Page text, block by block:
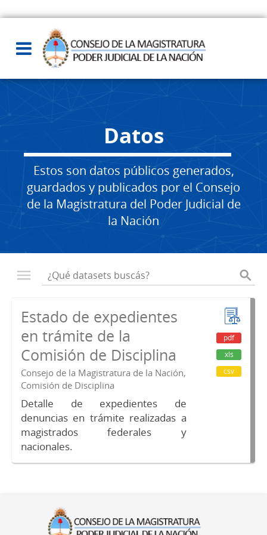
Datos
Estos son datos públicos generados,
guardados y publicados por el Consejo
de la Magistratura del Poder Judicial de
la Nación
Estado de expedientes
en trámite de la
Comisión de Disciplina
Consejo de la Magistratura de la Nación,
Comisión de Disciplina
Detalle de expedientes de
denuncias en trámite realizadas a
magistrados federales y
nacionales.
pdf
xls
csv